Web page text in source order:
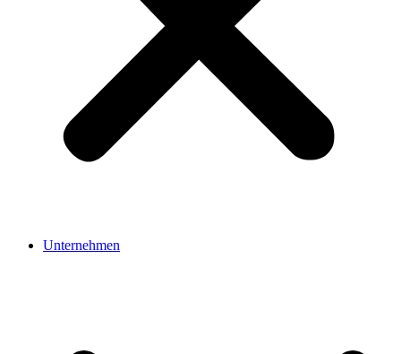
Unternehmen